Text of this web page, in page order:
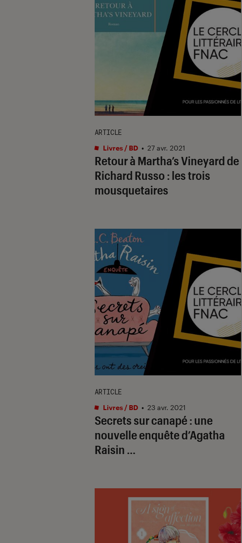
Retour à Martha’s Vineyard de
Richard Russo : les trois
mousquetaires
ARTICLE
Livres / BD • 27 avr. 2021
Secrets sur canapé : une
nouvelle enquête d’Agatha
Raisin …
ARTICLE
Livres / BD • 23 avr. 2021